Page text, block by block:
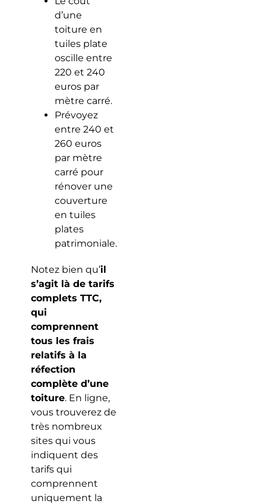
d’une
toiture en
tuiles plate
oscille entre
220 et 240
euros par
mètre carré.
Prévoyez
entre 240 et
260 euros
par mètre
carré pour
rénover une
couverture
en tuiles
plates
patrimoniale.
Notez bien qu’il
s’agit là de tarifs
complets TTC,
qui
comprennent
tous les frais
relatifs à la
réfection
complète d’une
toiture. En ligne,
vous trouverez de
très nombreux
sites qui vous
indiquent des
tarifs qui
comprennent
uniquement la